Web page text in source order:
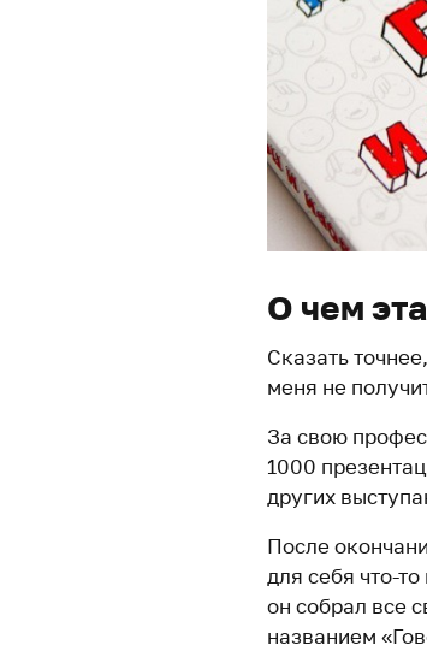
О чем
Сказать
меня не
За свою
1000
других
После
для себя что-
он собрал все
названием